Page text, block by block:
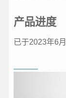
产品进度
已于2023年6